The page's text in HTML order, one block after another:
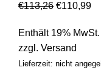
€113,26 €110,99
Enthält 19% MwSt.
zzgl. Versand
Lieferzeit: nicht